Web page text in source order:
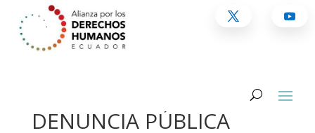
DENUNCIA PÚBLICA